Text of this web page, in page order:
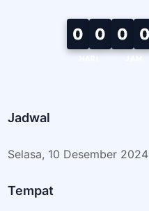
0 0
HARI
0 0
JAM
Jadwal
Selasa, 10 Desember
Tempat